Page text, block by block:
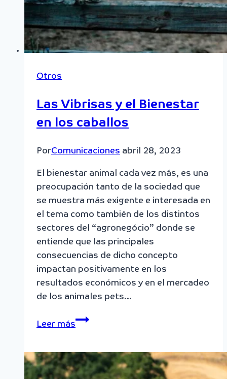
Otros
Las Vibrisas y el Bienestar
en los caballos
PorComunicaciones abril 28, 2023
El bienestar animal cada vez más, es una
preocupación tanto de la sociedad que
se muestra más exigente e interesada en
el tema como también de los distintos
sectores del “agronegócio” donde se
entiende que las principales
consecuencias de dicho concepto
impactan positivamente en los
resultados económicos y en el mercadeo
de los animales pets…
Leer más
Las
el
Bienestar